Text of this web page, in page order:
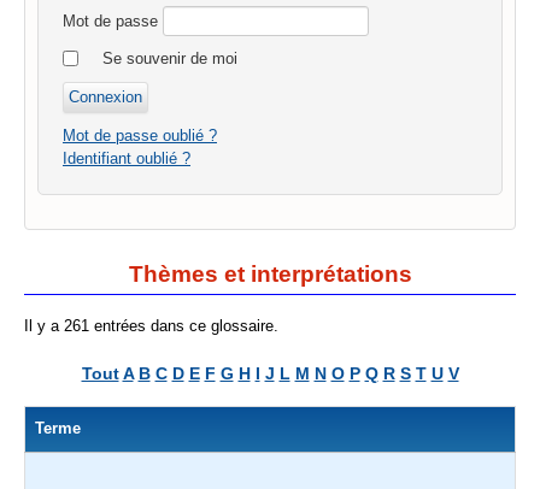
Mot de passe
Se souvenir de moi
Mot de passe oublié ?
Identifiant oublié ?
Thèmes et interprétations
Il y a 261 entrées dans ce glossaire.
Tout A B C D E F G H I J L M N O P Q R S T U V
Terme